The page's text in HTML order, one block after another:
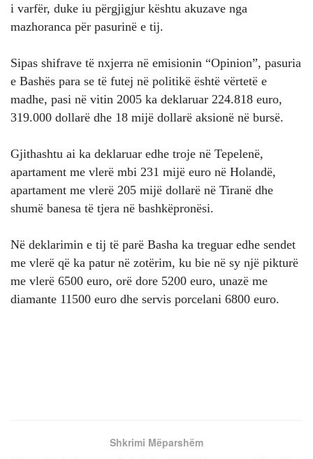
i varfër, duke iu përgjigjur kështu akuzave nga
mazhoranca për pasurinë e tij.
Sipas shifrave të nxjerra në emisionin “Opinion”, pasuria
e Bashës para se të futej në politikë është vërtetë e
madhe, pasi në vitin 2005 ka deklaruar 224.818 euro,
319.000 dollarë dhe 18 mijë dollarë aksionë në bursë.
Gjithashtu ai ka deklaruar edhe troje në Tepelenë,
apartament me vlerë mbi 231 mijë euro në Holandë,
apartament me vlerë 205 mijë dollarë në Tiranë dhe
shumë banesa të tjera në bashkëpronësi.
Në deklarimin e tij të parë Basha ka treguar edhe sendet
me vlerë që ka patur në zotërim, ku bie në sy një pikturë
me vlerë 6500 euro, orë dore 5200 euro, unazë me
diamante 11500 euro dhe servis porcelani 6800 euro.
Shkrimi Mëparshëm